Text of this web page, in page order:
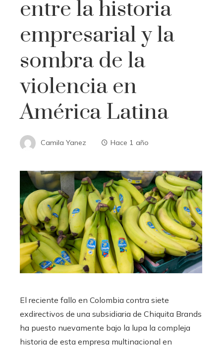
entre la historia
empresarial y la
sombra de la
violencia en
América Latina
Camila Yanez Hace 1 año
El reciente fallo en Colombia contra siete
exdirectivos de una subsidiaria de Chiquita Brands
ha puesto nuevamente bajo la lupa la compleja
historia de esta empresa multinacional en